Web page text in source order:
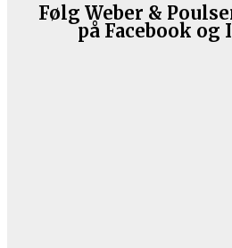
Følg Weber &
på Facebook og